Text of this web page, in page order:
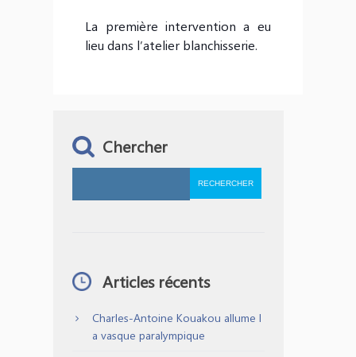
La première intervention a eu
lieu dans l’atelier blanchisserie.
Chercher
Articles récents
Charles-Antoine Kouakou allume l
a vasque paralympique